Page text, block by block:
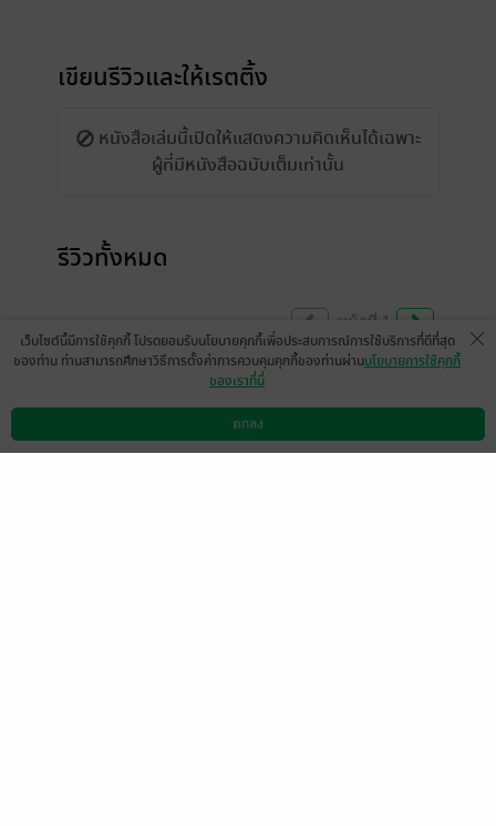
เขียนรีวิวและให้เรตติ้ง
หนังสือเล่มนี้เปิดให้แสดงความคิดเห็นได้เฉพาะ
ผู้ที่มีหนังสือฉบับเต็มเท่านั้น
รีวิวทั้งหมด
หน้าที่ 1
7 มิ.ย. 256917:9 น.
ดาวน์โหลดแอป วิธีการใช้งาน ติดต่อเรา
เว็บไซต์นี้มีการใช้คุกกี้ โปรดยอมรับนโยบายคุกกี้เพื่อประสบการณ์การใช้บริการที่ดีที่สุด
ของท่าน ท่านสามารถศึกษาวิธีการตั้งค่าการควบคุมคุกกี้ของท่านผ่านนโยบายการใช้คุกกี้
ของเราที่นี่
ตกลง